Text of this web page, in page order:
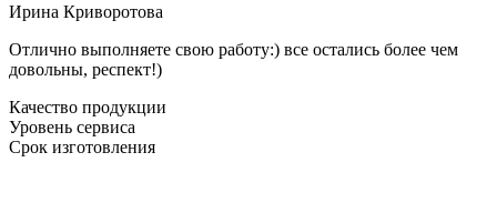
Ирина Криворотова
Отлично выполняете свою работу:) все остались более чем
довольны, респект!)
Качество продукции
Уровень сервиса
Срок изготовления